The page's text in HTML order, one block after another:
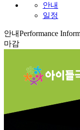
안내
일정
안내Performance
마감